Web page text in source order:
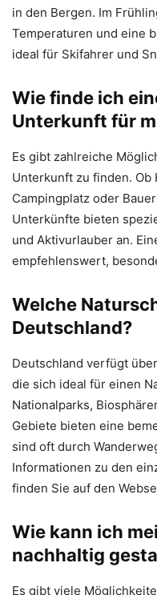
in den Bergen. Im
Temperaturen und eine
ideal für Skifahrer und
Wie finde ich
Unterkunft für
Es gibt zahlreiche
Unterkunft zu finden. Ob
Campingplatz oder
Unterkünfte bieten
und Aktivurlauber an.
empfehlenswert,
Welche
Deutschland?
Deutschland verfügt
die sich ideal für einen
Nationalparks,
Gebiete bieten eine
sind oft durch
Informationen zu den
finden Sie auf den
Wie kann ich
nachhaltig
Es gibt viele